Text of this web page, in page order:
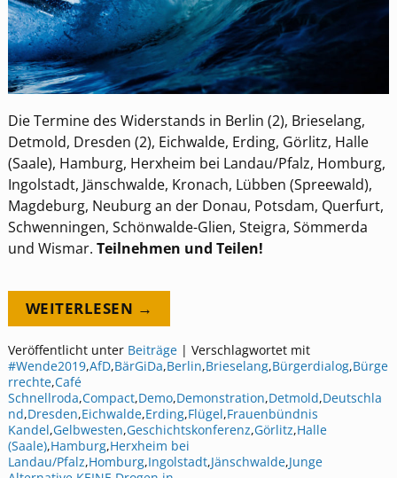
Die Termine des Widerstands in Berlin (2), Brieselang,
Detmold, Dresden (2), Eichwalde, Erding, Görlitz, Halle
(Saale), Hamburg, Herxheim bei Landau/Pfalz, Homburg,
Ingolstadt, Jänschwalde, Kronach, Lübben (Spreewald),
Magdeburg, Neuburg an der Donau, Potsdam, Querfurt,
Schwenningen, Schönwalde-Glien, Steigra, Sömmerda
und Wismar. Teilnehmen und Teilen!
WEITERLESEN →
Veröffentlicht unter Beiträge| Verschlagwortet mit
#Wende2019,AfD,BärGiDa,Berlin,Brieselang,Bürgerdialog,Bürge
rrechte,Café
Schnellroda,Compact,Demo,Demonstration,Detmold,Deutschla
nd,Dresden,Eichwalde,Erding,Flügel,Frauenbündnis
Kandel,Gelbwesten,Geschichtskonferenz,Görlitz,Halle
(Saale),Hamburg,Herxheim bei
Landau/Pfalz,Homburg,Ingolstadt,Jänschwalde,Junge